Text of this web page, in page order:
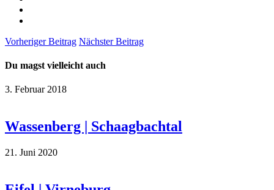
Vorheriger Beitrag Nächster Beitrag
Du magst vielleicht auch
3. Februar 2018
Wassenberg | Schaagbachtal
21. Juni 2020